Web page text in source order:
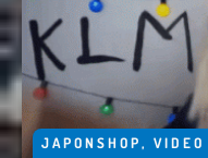
JAPONSHOP, VIDEO